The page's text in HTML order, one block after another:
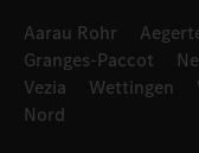
Aarau Rohr
Granges-Paccot
Vezia
Wettingen
Nord